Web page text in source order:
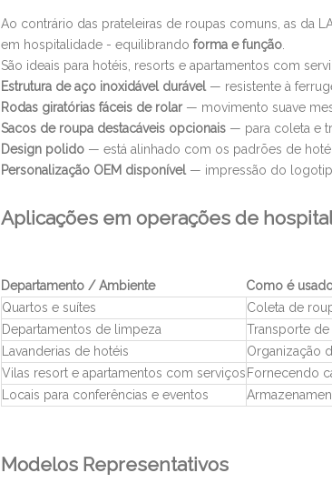
Ao contrário das prateleiras de roupas comuns, as da
em hospitalidade - equilibrando forma e função
São ideais para hotéis, resorts e apartamentos com
Estrutura de aço inoxidável durável — resistente à
Rodas giratórias fáceis de rolar— movimento suave
Sacos de roupa destacáveis ​​opcionais — para coleta e
Design polido — está alinhado com os padrões de
Personalização OEM disponível — impressão do
Aplicações em operações de
Departamento / Ambiente
Como é
Quartos e suítes
Coleta de
Departamentos de limpeza
Transporte
Lavanderias de hotéis
Organização
Vilas resort e apartamentos com serviços Fornecendo
Locais para conferências e eventos
Modelos Representativos